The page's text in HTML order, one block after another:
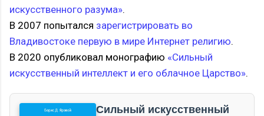
искусственного разума».
В 2007 попытался зарегистрировать во
Владивостоке первую в мире Интернет религию.
В 2020 опубликовал монографию «Сильный
искусственный интеллект и его облачное Царство».
Сильный искусственный